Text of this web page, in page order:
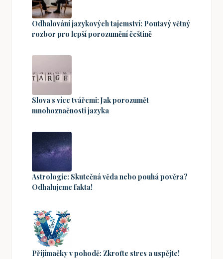
Odhalování jazykových tajemství: Poutavý větný
rozbor pro lepší porozumění češtině
Slova s více tvářemi: Jak porozumět
mnohoznačnosti jazyka
Astrologie: Skutečná věda nebo pouhá pověra?
Odhalujeme fakta!
Přijímačky v pohodě: Zkroťte stres a uspějte!